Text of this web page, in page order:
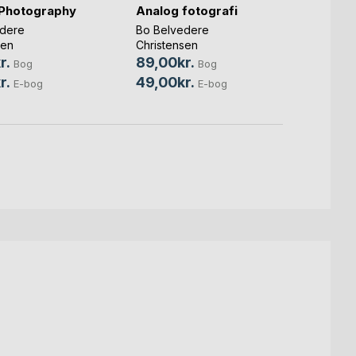
Bog
E-bog
Analog fotografi
Bo Belvedere
Christensen
89,00kr. Bog
49,00kr. E-bog